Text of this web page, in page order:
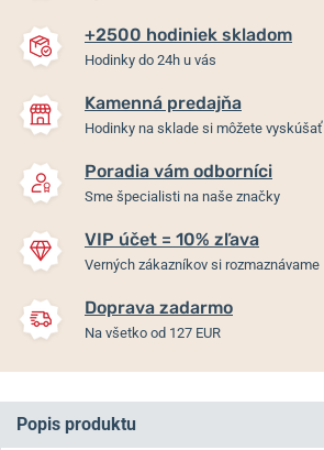
+2500 hodiniek skladom
Hodinky do 24h u vás
Kamenná predajňa
Hodinky na sklade si môžete vyskúšať
Poradia vám odborníci
Sme špecialisti na naše značky
VIP účet = 10% zľava
Verných zákazníkov si rozmaznávame
Doprava zadarmo
Na všetko od 127 EUR
Popis produktu